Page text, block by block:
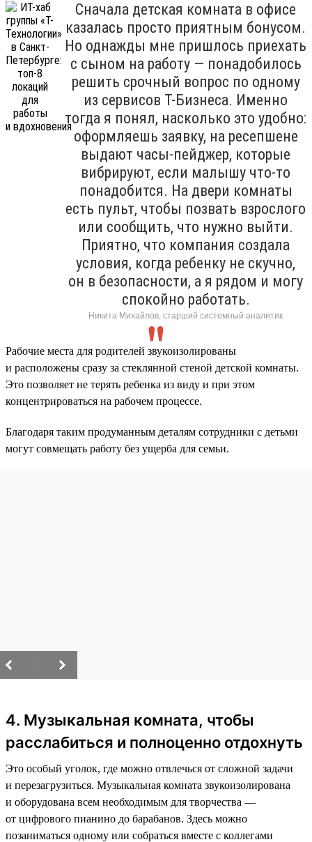
Сначала детская комната в офисе
казалась просто приятным бонусом.
Но однажды мне пришлось приехать
с сыном на работу — понадобилось
решить срочный вопрос по одному
из сервисов Т-Бизнеса. Именно
тогда я понял, насколько это удобно:
оформляешь заявку, на ресепшене
выдают часы-пейджер, которые
вибрируют, если малышу что-то
понадобится. На двери комнаты
есть пульт, чтобы позвать взрослого
или сообщить, что нужно выйти.
Приятно, что компания создала
условия, когда ребенку не скучно,
он в безопасности, а я рядом и могу
спокойно работать.
Никита Михайлов, старший системный аналитик
Рабочие места для родителей звукоизолированы
и расположены сразу за стеклянной стеной детской комнаты.
Это позволяет не терять ребенка из виду и при этом
концентрироваться на рабочем процессе.
Благодаря таким продуманным деталям сотрудники с детьми
могут совмещать работу без ущерба для семьи.
4. Музыкальная комната, чтобы
расслабиться и полноценно отдохнуть
Это особый уголок, где можно отвлечься от сложной задачи
и перезагрузиться. Музыкальная комната звукоизолирована
и оборудована всем необходимым для творчества —
от цифрового пианино до барабанов. Здесь можно
позаниматься одному или собраться вместе с коллегами